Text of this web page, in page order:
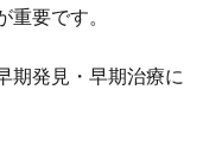
重要です。
期発見・早期治療に